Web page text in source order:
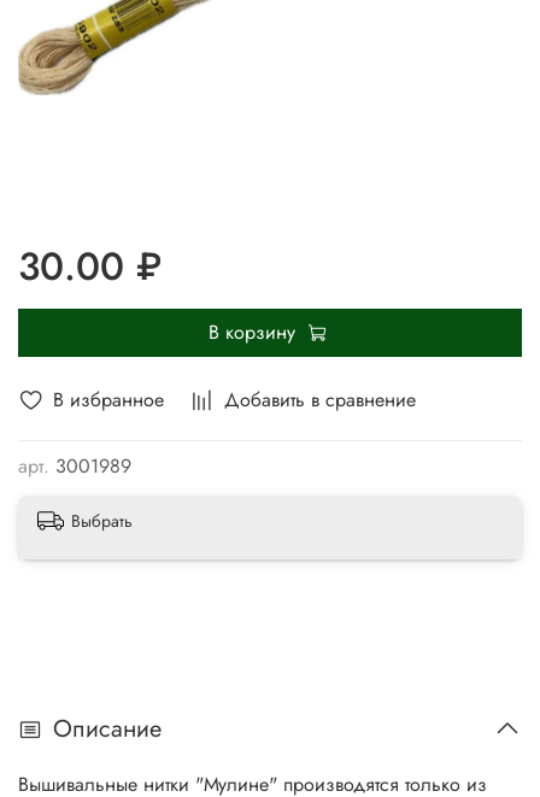
В избранное Добавить в сравнение
арт. 3001989
30.00 ₽
В корзину
Выбрать
Описание
Вышивальные нитки "Мулине" производятся только из